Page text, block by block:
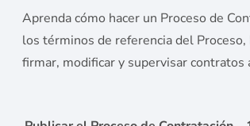
Aprenda cómo hacer un Proceso de
los términos de referencia del
firmar, modificar y supervisar contratos